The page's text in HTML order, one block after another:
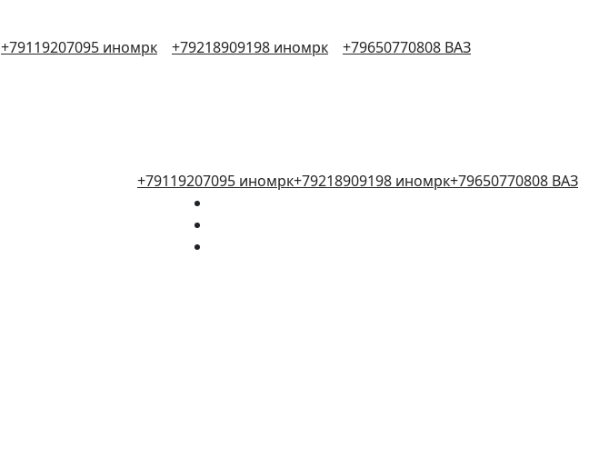
+79119207095 иномрк +79218909198 иномрк +79650770808 ВАЗ
+79119207095 иномрк+79218909198 иномрк+79650770808 ВАЗ